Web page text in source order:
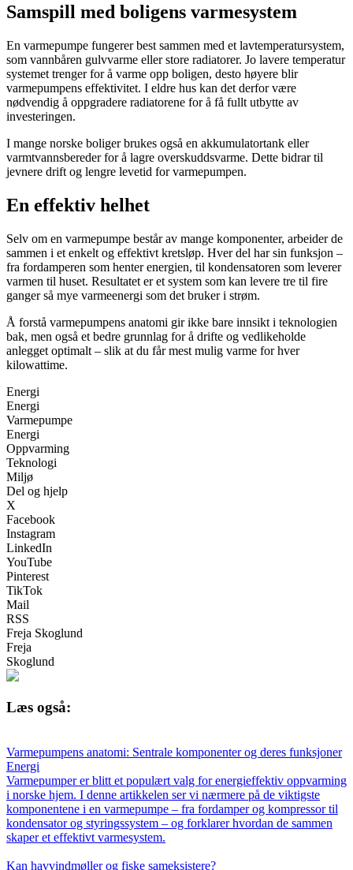
Samspill med boligens varmesystem
En varmepumpe fungerer best sammen med et lavtemperatursystem,
som vannbåren gulvvarme eller store radiatorer. Jo lavere temperatur
systemet trenger for å varme opp boligen, desto høyere blir
varmepumpens effektivitet. I eldre hus kan det derfor være
nødvendig å oppgradere radiatorene for å få fullt utbytte av
investeringen.
I mange norske boliger brukes også en akkumulatortank eller
varmtvannsbereder for å lagre overskuddsvarme. Dette bidrar til
jevnere drift og lengre levetid for varmepumpen.
En effektiv helhet
Selv om en varmepumpe består av mange komponenter, arbeider de
sammen i et enkelt og effektivt kretsløp. Hver del har sin funksjon –
fra fordamperen som henter energien, til kondensatoren som leverer
varmen til huset. Resultatet er et system som kan levere tre til fire
ganger så mye varmeenergi som det bruker i strøm.
Å forstå varmepumpens anatomi gir ikke bare innsikt i teknologien
bak, men også et bedre grunnlag for å drifte og vedlikeholde
anlegget optimalt – slik at du får mest mulig varme for hver
kilowattime.
Energi
Energi
Varmepumpe
Energi
Oppvarming
Teknologi
Miljø
Del og hjelp
X
Facebook
Instagram
LinkedIn
YouTube
Pinterest
TikTok
Mail
RSS
Freja Skoglund
Freja
Skoglund
Læs også:
Varmepumpens anatomi: Sentrale komponenter og deres funksjoner
Energi
Varmepumper er blitt et populært valg for energieffektiv oppvarming
i norske hjem. I denne artikkelen ser vi nærmere på de viktigste
komponentene i en varmepumpe – fra fordamper og kompressor til
kondensator og styringssystem – og forklarer hvordan de sammen
skaper et effektivt varmesystem.
Kan havvindmøller og fiske sameksistere?